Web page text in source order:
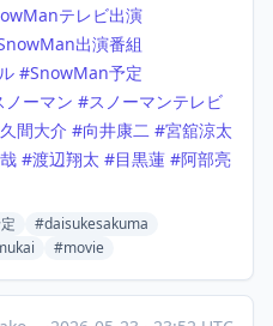
テレビ出演
出演番組
#SnowMan予定
ノーマン #スノーマンテレビ
間大介 #向井康二 #宮舘涼太
#渡辺翔太 #目黒蓮 #阿部亮
#daisukesakuma
#movie